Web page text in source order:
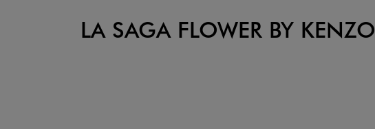
LA SAGA FLOWER BY KENZO